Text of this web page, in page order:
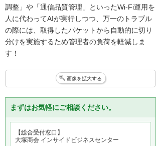
調整」や「通信品質管理」といったWi-Fi運用を
人に代わってAIが実行しつつ、万一のトラブル
の際には、取得したパケットから自動的に切り
分けを実施するため管理者の負荷を軽減しま
す！
画像を拡大する
まずはお気軽にご相談ください。
【総合受付窓口】
大塚商会 インサイドビジネスセンター